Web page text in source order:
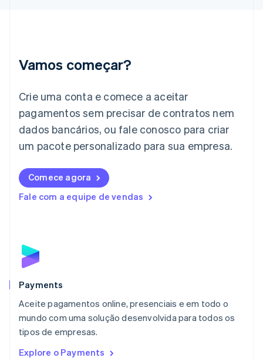
Vamos começar?
Crie uma conta e comece a aceitar
pagamentos sem precisar de contratos nem
dados bancários, ou fale conosco para criar
um pacote personalizado para sua empresa.
Comece agora
Fale com a equipe de vendas
Payments
Aceite pagamentos online, presenciais e em todo o
mundo com uma solução desenvolvida para todos os
tipos de empresas.
Explore o Payments
English
Italiano English
日本語English
Letônia
Liechtenstein
Lituânia
English
Luxemburgo
Malta
English
EspañolEnglish
English
Nova Zelândia
English
NederlandsEnglish